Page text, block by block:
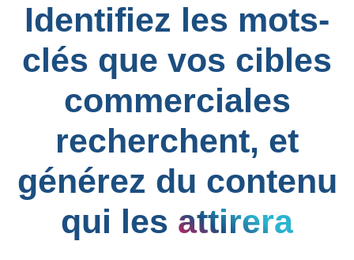
Identifiez les mots-
clés que vos cibles
commerciales
recherchent, et
générez du contenu
qui les attirera